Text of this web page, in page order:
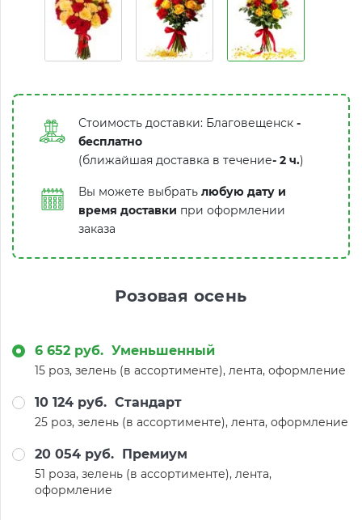
Стоимость доставки: Благовещенск -
бесплатно
(ближайшая доставка в течение- 2 ч.)
Вы можете выбрать любую дату и
время доставки при оформлении
заказа
Розовая осень
6 652 руб. Уменьшенный
15 роз, зелень (в ассортименте), лента, оформление
10 124 руб. Стандарт
25 роз, зелень (в ассортименте), лента, оформление
20 054 руб. Премиум
51 роза, зелень (в ассортименте), лента,
оформление